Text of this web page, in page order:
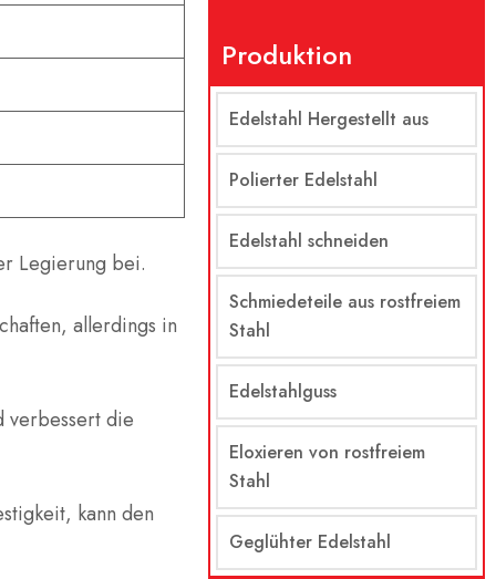
Legierung bei.
allerdings in
verbessert die
kann den
Produktion
Edelstahl Hergestellt aus
Polierter Edelstahl
Edelstahl schneiden
Schmiedeteile aus rostfreiem
Stahl
Edelstahlguss
Eloxieren von rostfreiem
Stahl
Geglühter Edelstahl